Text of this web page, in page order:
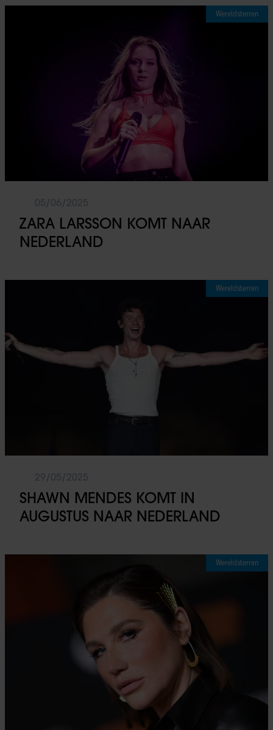
Wereldsterren
ZARA LARSSON KOMT NAAR
NEDERLAND
Wereldsterren
SHAWN MENDES KOMT IN
AUGUSTUS NAAR NEDERLAND
Wereldsterren